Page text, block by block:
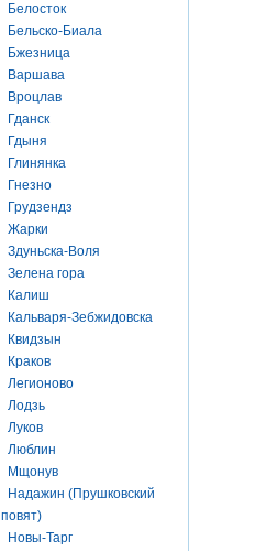
Белосток
Бельско-Биала
Бжезница
Варшава
Вроцлав
Гданск
Гдыня
Глинянка
Гнезно
Грудзендз
Жарки
Здуньска-Воля
Зелена гора
Калиш
Кальваря-Зебжидовска
Квидзын
Краков
Легионово
Лодзь
Луков
Люблин
Мщонув
Надажин (Прушковский
повят)
Новы-Тарг